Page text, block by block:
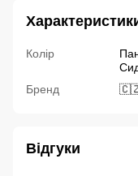
Колір
Бренд
Відгуки